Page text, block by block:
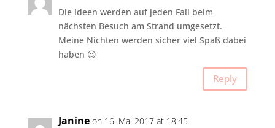
Die Ideen werden auf jeden Fall beim
nächsten Besuch am Strand umgesetzt.
Meine Nichten werden sicher viel Spaß dabei
haben 😉
Reply
Janine on 16. Mai 2017 at 18:45